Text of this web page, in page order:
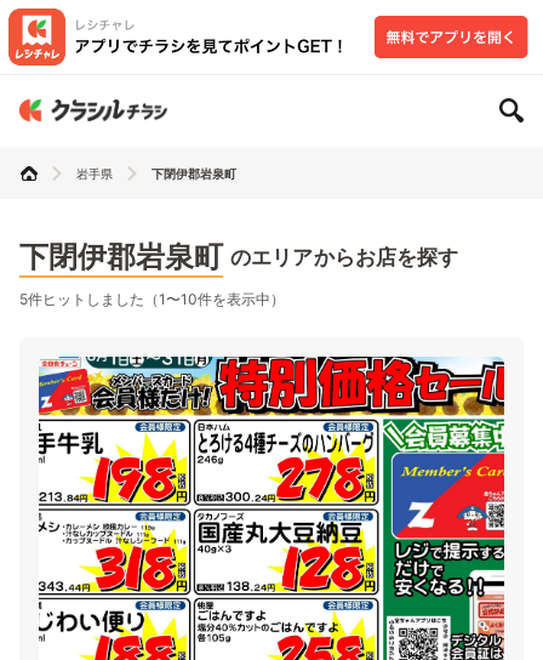
岩手県 下閉伊郡岩泉町
下閉伊郡岩泉町 のエリアからお店を探す
5件ヒットしました（1〜10件を表示中）